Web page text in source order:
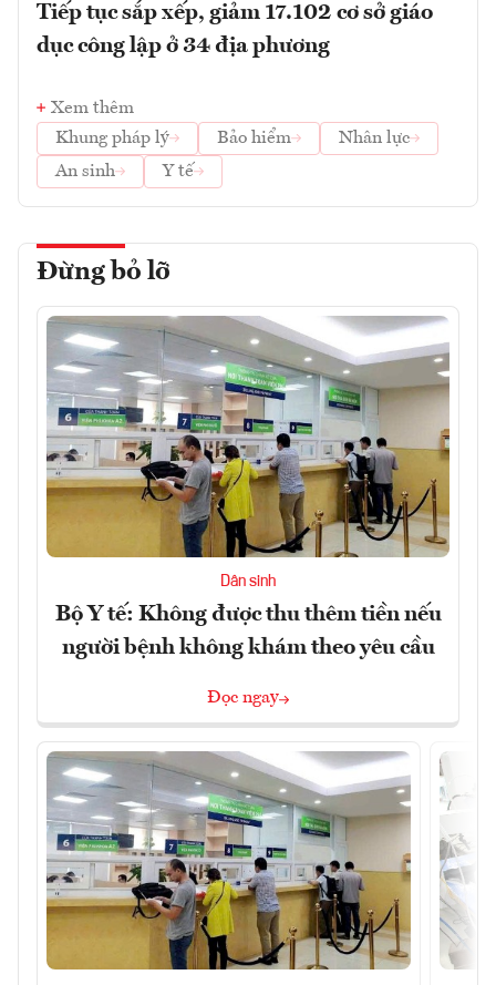
Tiếp tục sắp xếp, giảm 17.102 cơ sở giáo
dục công lập ở 34 địa phương
Xem thêm
Khung pháp lý
Bảo hiểm
Nhân lực
An sinh
Y tế
Đừng bỏ lỡ
Dân sinh
Bộ Y tế: Không được thu thêm tiền nếu
người bệnh không khám theo yêu cầu
Đọc ngay